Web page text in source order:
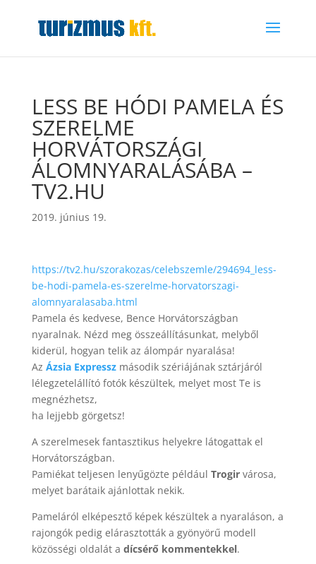
LESS BE HÓDI PAMELA ÉS
SZERELME
HORVÁTORSZÁGI
ÁLOMNYARALÁSÁBA –
TV2.HU
2019. június 19.
https://tv2.hu/szorakozas/celebszemle/294694_less-
be-hodi-pamela-es-szerelme-horvatorszagi-
alomnyaralasaba.html
Pamela és kedvese, Bence Horvátországban
nyaralnak. Nézd meg összeállításunkat, melyből
kiderül, hogyan telik az álompár nyaralása!
Az Ázsia Expressz második szériájának sztárjáról
lélegzetelállító fotók készültek, melyet most Te is
megnézhetsz,
ha lejjebb görgetsz!
A szerelmesek fantasztikus helyekre látogattak el
Horvátországban.
Pamiékat teljesen lenyűgözte például Trogirvárosa,
melyet barátaik ajánlottak nekik.
Pameláról elképesztő képek készültek a nyaraláson, a
rajongók pedig elárasztották a gyönyörű modell
közösségi oldalát a dícsérő kommentekkel.